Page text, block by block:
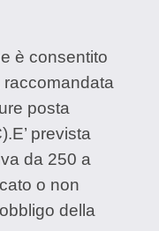
è consentito
posta
prevista
da 250 a
o non
della